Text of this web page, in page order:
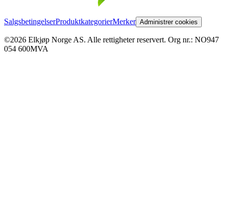
SalgsbetingelserProduktkategorierMerker Administrer cookies
©2026 Elkjøp Norge AS. Alle rettigheter reservert. Org nr.: NO947
054 600MVA